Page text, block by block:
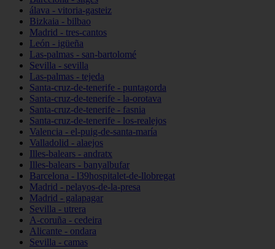
álava - vitoria-gasteiz
Bizkaia - bilbao
Madrid - tres-cantos
León - igüeña
Las-palmas - san-bartolomé
Sevilla - sevilla
Las-palmas - tejeda
Santa-cruz-de-tenerife - puntagorda
Santa-cruz-de-tenerife - la-orotava
Santa-cruz-de-tenerife - fasnia
Santa-cruz-de-tenerife - los-realejos
Valencia - el-puig-de-santa-maría
Valladolid - alaejos
Illes-balears - andratx
Illes-balears - banyalbufar
Barcelona - l39hospitalet-de-llobregat
Madrid - pelayos-de-la-presa
Madrid - galapagar
Sevilla - utrera
A-coruña - cedeira
Alicante - ondara
Sevilla - camas